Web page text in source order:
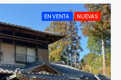
EN VENTA NUEVAS